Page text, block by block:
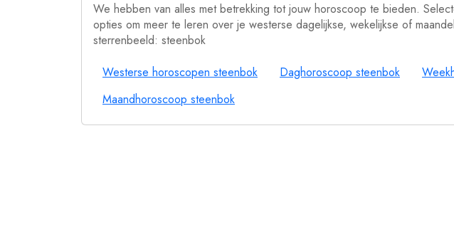
We hebben van alles met betrekking tot jouw horoscoop te bieden.
opties om meer te leren over je westerse dagelijkse, wekelijkse of
sterrenbeeld: steenbok
Westerse horoscopen steenbok
Daghoroscoop steenbok
Maandhoroscoop steenbok